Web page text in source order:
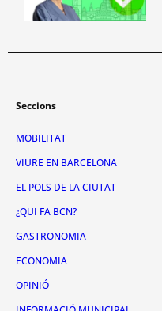
Seccions
MOBILITAT
VIURE EN BARCELONA
EL POLS DE LA CIUTAT
¿QUI FA BCN?
GASTRONOMIA
ECONOMIA
OPINIÓ